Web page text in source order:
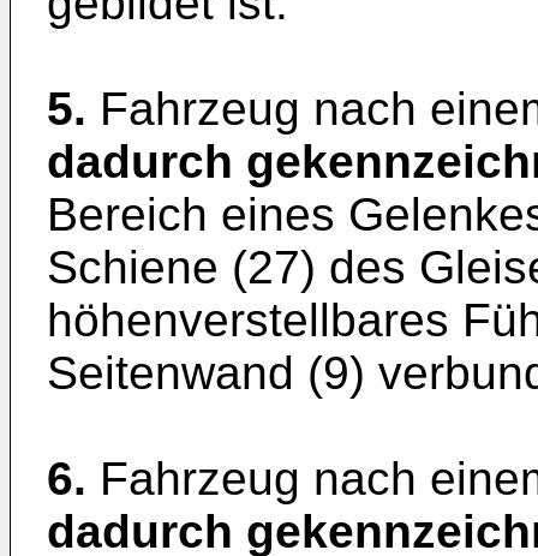
5. Fahrzeug nach
dadurch
Bereich eines
Schiene (27) des
höhenverstellbares
Seitenwand (9)
6. Fahrzeug nach
dadurch